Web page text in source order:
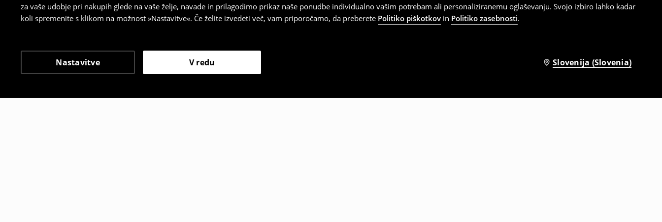
za vaše udobje pri nakupih glede na vaše želje, navade in prilagodimo prikaz naše ponudbe individualno vašim potrebam ali personaliziranemu oglaševanju. Svojo izbiro lahko kadar
koli spremenite s klikom na možnost »Nastavitve«. Če želite izvedeti več, vam priporočamo, da preberete Politiko piškotkov in Politiko zasebnosti.
Nastavitve V redu Slovenija (Slovenia)